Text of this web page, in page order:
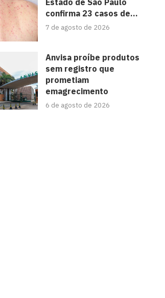
confirma 23 casos de...
7 de agosto de 2026
Anvisa proíbe produtos
sem registro que
prometiam
emagrecimento
6 de agosto de 2026